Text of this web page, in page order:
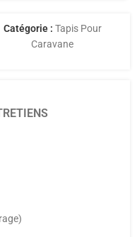
Catégorie : Tapis Pour
Caravane